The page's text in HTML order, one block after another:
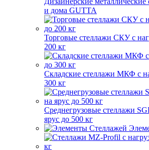
и дома GUTTA
Торговые стеллажи СКУ с
200 кг
Складские стеллажи МКФ с
300 кг
Среднегрузовые стеллажи
ярус до 500 кг